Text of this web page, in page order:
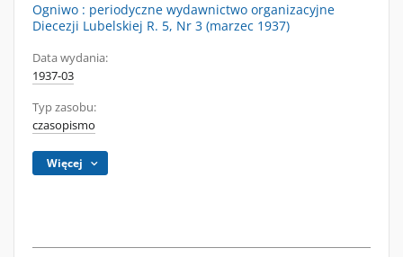
Ogniwo : periodyczne wydawnictwo organizacyjne
Diecezji Lubelskiej R. 5, Nr 3 (marzec 1937)
Data wydania:
1937-03
Typ zasobu:
czasopismo
Więcej